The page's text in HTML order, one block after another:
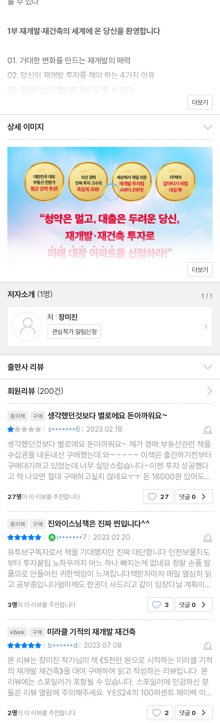
나중에 신축 아파트로 거듭나는 기적을 반복하여 경험했다. 부동산
통해 자산 규모를 초기 투자금의 100배 이상 늘리며 자산가로 우뚝
설 수 있었다. 이 책은 그의 인생을 바꾼 투자 노하우를 고스란히 담
고 있다.
재개발·재건축 투자는 시간이 오래 걸린다는 편견이 있다. 그렇지 않
다. 초기 단계에 투자하면 2~4년 뒤 매도하고 수익을 낼 수 있다.
개발·재건축 투자는 어렵다는 편견도 있다. 하지만 그는 ‘알고 보면
운전면허시험보다 쉬운 것이 재개발·재건축 투자’라고 강조한다. 막
연한 두려움 때문에 수많은 사람들이 눈앞의 기회에 다가가 보지도
못하고 만다. 그는 초보자를 위한 가장 쉬운 방법을 이 책에 풀어놓
았다. 더불어 초보 투자자도 안전하게 수익 내는 ‘꿀팁’까지 담겨 있
어, 이 책 한 권이면 든든할 것이다.
모두가 위기라고 할 때 한편에선 다시없는 기회의 싹이 자라난다. 이
번 기회를 놓치면 나중에 상승 흐름이 왔을 때 우왕좌왕하다가 이내
절망하게 될지도 모른다. 어떤 삶을 살아갈 것인가? 빛나는 성공, 커
기적을 만들어보는 것은 어떨까?
1부 재개발·재건축의 세계에 온 당신을 환영합니다
01. 거대한 변화를 만드는 재개발의 매력
02. 당신이 재개발 투자를 해야 하는 4가지 이유
03. 진와이스가 했다면 당신도 할 수 있다
04. 집값 오르는 지역 찾아내는 흐름 투자의 비밀
05. 입지를 볼 수 있어야 재개발·재건축 투자에 성공한다
06. 돈 되는 재개발 투자, 절대 어렵지 않다
07. 무주택자, 1주택자, 다주택자도 감탄하는 재개발·재건축의 마법
미라클! 진와이스 솔루션 재개발과 재건축의 차이점, 샅샅이 파헤쳐
보자
3부 세상에서 제일 쉽게 배우는 재개발·재건축의 모든 것
08. 조합설립) 5천만 원으로 극적인 투자가 가능한 시기
09. 시공사 선정) 1군 건설사 플래카드, 투자의 청신호
10. 사업시행인가) 무산될 가능성 0.1%의 안전 투자 단계
11. 감정평가) 좋은 물건 싸게 매수하는 세일 기간
12. 관리처분인가) 낡은 빌라가 입주권으로 신분 상승!
13. 입주권 vs. 분양권, 무엇이 다를까?
미라클! 진와이스 솔루션 재개발·재건축 기본 용어, 완벽하게 이해
4부 5천만 원으로 5억 버는 재개발·재건축 투자 사례
14 실전 투자 사례 1) 조합설립 단계에 매수해서 34평 새 아파트에
입주하다
15 실전 투자 사례 2) 관리처분인가 단계에 매수해서 수익률 40
16 실전 투자 사례 3) 무허가 건축물, 다물권자 물건 매수 사례
미라클! 진와이스 솔루션 재개발·재건축 사업, 도중에 무산될 가능
성이 있을까?
5부 기적을 만드는 임장 및 실전 매수의 기술
18 손품, 발품 팔며 임장할 지역을 찾아보자
19 ‘부동산 소장님’ 내 편으로 만드는 특급 비법
20 빌라, 상가, 토지… 돈 되는 물건을 골라보자
21 ‘안전 마진’ 먼저 알아보고 매수하자
22 실전 계약에서 절대 놓치지 말아야 할 것들
23 임차인과 잘 지내는 비결이 있다
24 적정한 시기에 매도를 통해 수익을 내자
미라클! 진와이스 솔루션 어떻게 합법적으로 세금을 줄일 수 있을
더보기
상세 이미지
더보기
저자소개 (1명) 1 /1
저 : 장미진
관심작가 알림신청
출판사 리뷰
회원리뷰 (200건)
종이책 구매 생각했던것보다 별로에요 돈아까워요~
| s*******6 | 2023.02.18
생각했던것보다 별로에요 돈아까워요~ 제가 경매 부동산관련 책을
수십권을 내돈내산 구매했는데 와~~~~~ 이책은 출간하기전부터
구매대기하고 있었는데 너무 실망스럽습니다~이젠 투자 성공했다
고 책 나오면 절대 구매하고싶지 않네요ㅜㅜ 돈 18000원 있어도
살고 없어도 사는데저의 솔직한 후기가 여러분의 선택에 꼭도움되
었으면 하는
27명이 이 리뷰를 추천합니다. 27 댓글 0
종이책 구매 진와이스님책은 진짜 찐입니다^^
| i*******7 | 2023.02.20
유투브구독자로서 책을 기대했지만 진짜 대단합니다 인천보물지도
부터 투자꿀팁 노하우까지 어느 하나 빠지는게 없네요 정말 손품 발
품으로 만들어진 귀한책임이 느껴집니다책받자마자 매일 열심히 읽
고 공부중입니다엄마께도 한권더 사드리고 같이 임장다닐 계획이거
든요저희엄마 노후준비 재개발투자로 해드리고싶어요저도 재개발
투자를 3년째하고있지만 아직 부족한점이 많은것같습니
3명이 이 리뷰를 추천합니다. 3 댓글 0
eBook 구매 미라클 기적의 재개발 재건축
| b******d | 2023.07.08
본 리뷰는 장미진 작가님의 책 《5천만 원으로 시작하는 미라클 기적
의 재개발 재건축》을 대여 구매하여 읽고 작성하는 리뷰입니다. 본
리뷰에는 스포일러가 포함될 수 있습니다. 스포일러에 민감하신 분
들은 리뷰 열람에 주의해주세요. YES24의 100퍼센트 페이백 이벤
트를 통해 좋은 기회로 구입하게 됐어요.재개발 재건축에 관심이 있
는 사람들에게 도움이 많이 되는 책 같습니다. 직
2명이 이 리뷰를 추천합니다. 2 댓글 0